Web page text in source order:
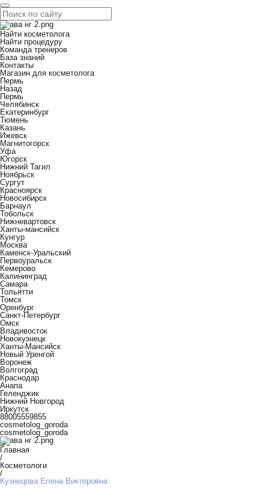
Найти косметолога
Найти процедуру
Команда тренеров
База знаний
Контакты
Магазин для косметолога
Пермь
Назад
Пермь
Челябинск
Екатеринбург
Тюмень
Казань
Ижевск
Магнитогорск
Уфа
Югорск
Нижний Тагил
Ноябрьск
Сургут
Красноярск
Новосибирск
Барнаул
Тобольск
Нижневартовск
Ханты-мансийск
Кунгур
Москва
Каменск-Уральский
Первоуральск
Кемерово
Калининград
Самара
Тольятти
Томск
Оренбург
Санкт-Петербург
Омск
Владивосток
Новокузнецк
Ханты-Мансийск
Новый Уренгой
Воронеж
Волгоград
Краснодар
Анапа
Геленджик
Нижний Новгород
Иркутск
88005559855
cosmetolog_goroda
cosmetolog_goroda
Главная
/
Косметологи
/
Кузнецова Елена Викторовна